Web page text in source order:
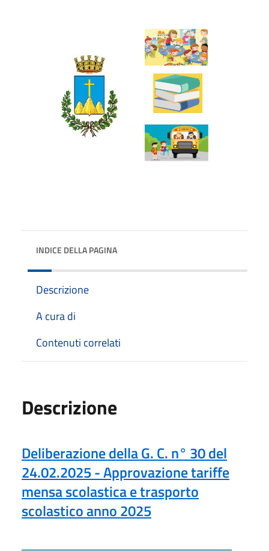
INDICE DELLA PAGINA
Descrizione
A cura di
Contenuti correlati
Descrizione
Deliberazione della G. C. n° 30 del
24.02.2025 - Approvazione tariffe
mensa scolastica e trasporto
scolastico anno 2025